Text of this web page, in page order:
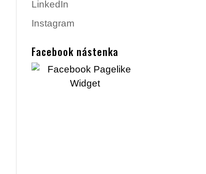
LinkedIn
Instagram
Facebook nástenka